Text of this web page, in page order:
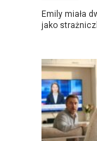
Emily miała
jako